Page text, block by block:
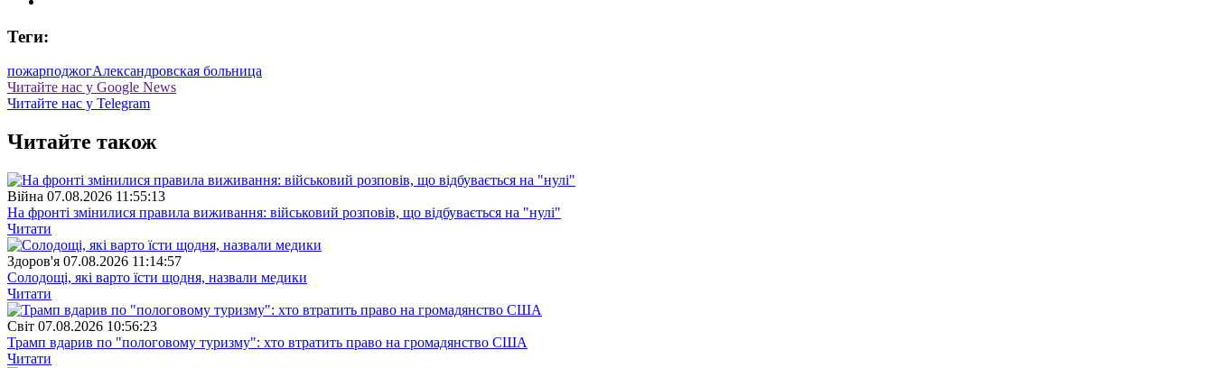
Теги:
пожарподжогАлександровская больница
Читайте нас у Google News
Читайте нас у Telegram
Читайте також
Війна 07.08.2026 11:55:13
На фронті змінилися правила виживання: військовий розповів, що відбувається на "нулі"
Читати
Здоров'я 07.08.2026 11:14:57
Солодощі, які варто їсти щодня, назвали медики
Читати
Свiт 07.08.2026 10:56:23
Трамп вдарив по "пологовому туризму": хто втратить право на громадянство США
Читати